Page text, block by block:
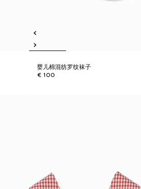
婴儿棉混纺罗纹袜子
€ 100